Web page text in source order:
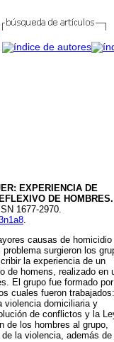
: EXPERIENCIA DE
DE HOMBRES.
1677-2970.
.
causas de homicidio
surgieron los
la experiencia de un
de homens, realizado en
El grupo fue formado por
cuales fueron
violencia domiciliaria y
de conflictos y la
de los hombres al grupo,
la violencia, además de